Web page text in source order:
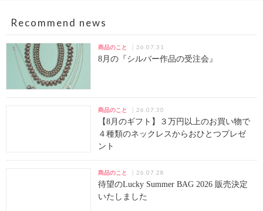
Recommend news
商品のこと 26.07.31
8月の『シルバー作品の受注会』
商品のこと 26.07.30
【8月のギフト】３万円以上のお買い物で
４種類のネックレスからおひとつプレゼ
ント
商品のこと 26.07.28
待望のLucky Summer BAG 2026 販売決定
いたしました